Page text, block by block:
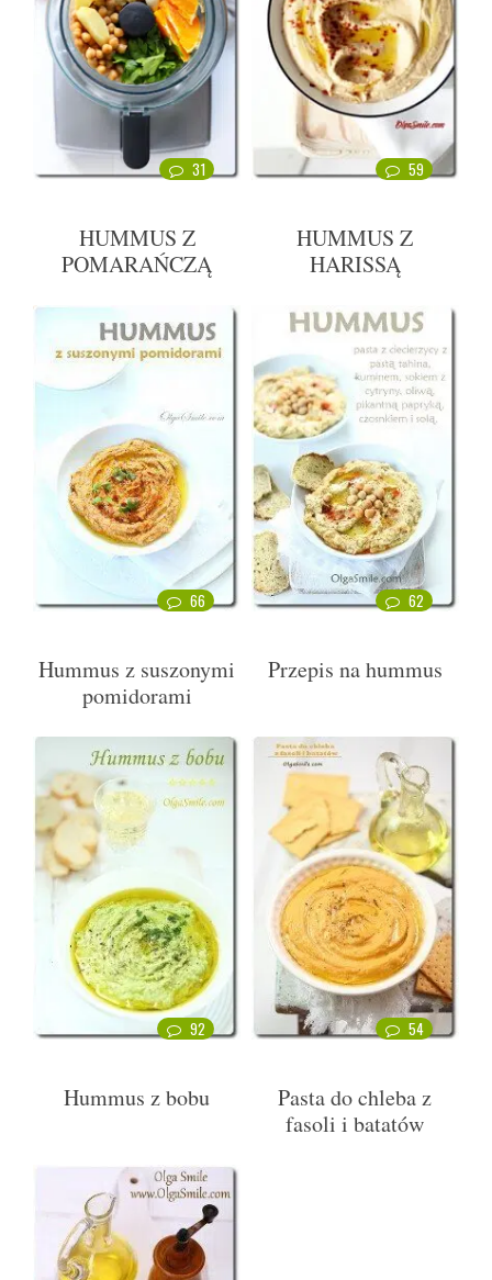
31
HUMMUS Z
POMARAŃCZĄ
59
HUMMUS Z
HARISSĄ
66
Hummus z suszonymi
pomidorami
62
Przepis na hummus
92
Hummus z bobu
54
Pasta do chleba z
fasoli i batatów